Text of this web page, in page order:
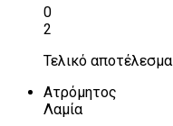
0
2
Τελικό αποτέλεσμα
Ατρόμητος
Λαμία